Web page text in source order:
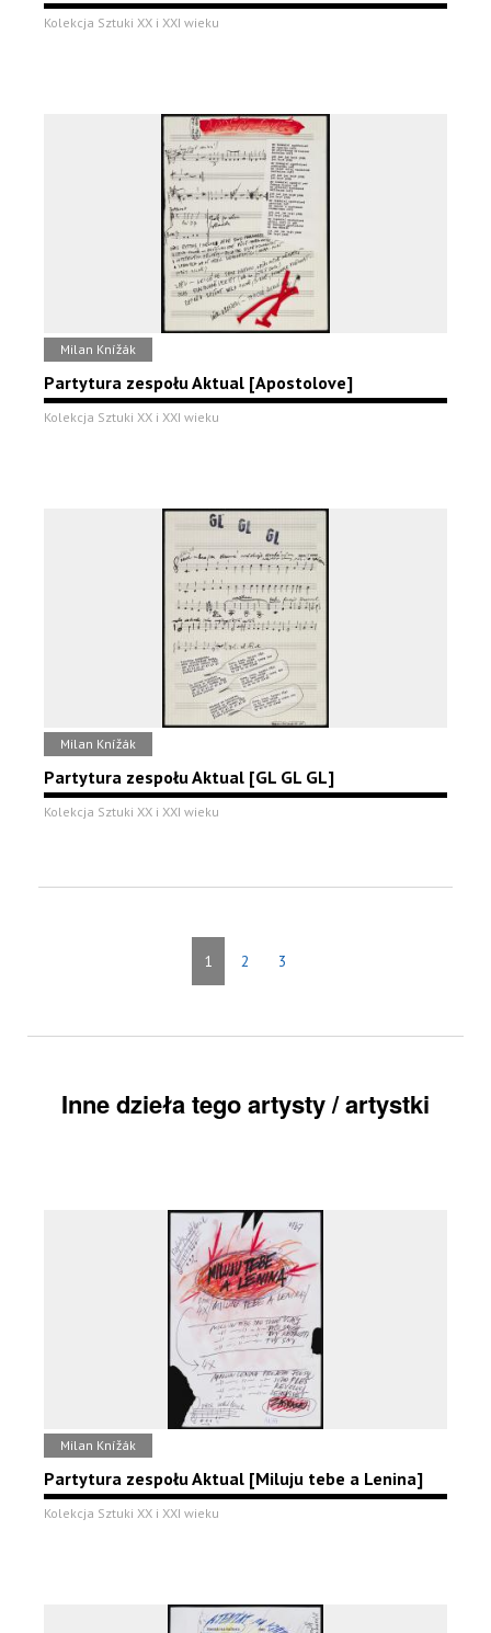
Kolekcja Sztuki XX i XXI wieku
Milan Knížák
Partytura zespołu Aktual [Apostolove]
Kolekcja Sztuki XX i XXI wieku
Milan Knížák
Partytura zespołu Aktual [GL GL GL]
Kolekcja Sztuki XX i XXI wieku
1 2 3
Inne dzieła tego artysty / artystki
Milan Knížák
Partytura zespołu Aktual [Miluju tebe a Lenina]
Kolekcja Sztuki XX i XXI wieku